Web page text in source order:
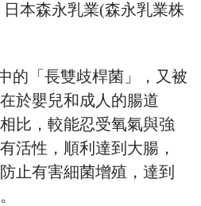
日本森永乳業(森永乳業株
的「長雙歧桿菌」，又被
於嬰兒和成人的腸道
比，較能忍受氧氣與強
活性，順利達到大腸，
止有害細菌增殖，達到